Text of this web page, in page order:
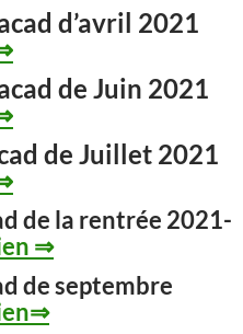
d’avril 2021
de Juin 2021
de Juillet 2021
de la rentrée 2021-
⇒
de septembre